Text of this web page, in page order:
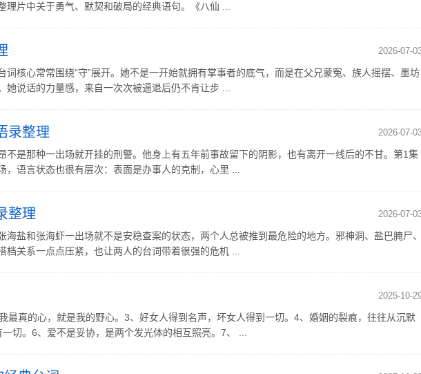
片中关于勇气、默契和破局的经典语句。《八仙 ...
2026-07-
词核心常常围绕“守”展开。她不是一开始就拥有掌事者的底气，而是在父兄蒙冤、族人摇摆、墨坊
说话的力量感，来自一次次被逼退后仍不肯让步 ...
2026-07-
录整理
不是那种一出场就开挂的刑警。他身上有五年前事故留下的阴影，也有离开一线后的不甘。第1集
语言状态也很有层次：表面是办事人的克制，心里 ...
2026-07-
整理
海盐和张海虾一出场就不是安稳查案的状态，两个人总被推到最危险的地方。邪神洞、盐巴腌尸、
关系一点点压紧，也让两人的台词带着很强的危机 ...
2025-10-
最真的心，就是我的野心。3、好女人得到名声，坏女人得到一切。4、婚姻的裂痕，往往从沉默
切。6、爱不是妥协，是两个发光体的相互照亮。7、 ...